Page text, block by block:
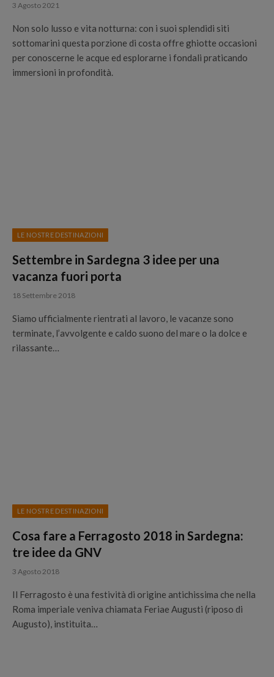
3 Agosto 2021
Non solo lusso e vita notturna: con i suoi splendidi siti
sottomarini questa porzione di costa offre ghiotte occasioni
per conoscerne le acque ed esplorarne i fondali praticando
immersioni in profondità.
LE NOSTRE DESTINAZIONI
Settembre in Sardegna 3 idee per una
vacanza fuori porta
18 Settembre 2018
Siamo ufficialmente rientrati al lavoro, le vacanze sono
terminate, l’avvolgente e caldo suono del mare o la dolce e
rilassante…
LE NOSTRE DESTINAZIONI
Cosa fare a Ferragosto 2018 in Sardegna:
tre idee da GNV
3 Agosto 2018
Il Ferragosto è una festività di origine antichissima che nella
Roma imperiale veniva chiamata Feriae Augusti (riposo di
Augusto), instituita…